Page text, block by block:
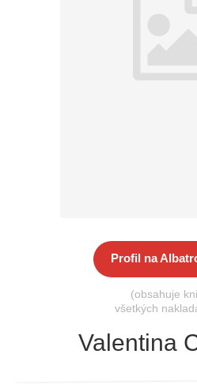
Všetky
Profil na
(obsahuje
všetkých
Valentina